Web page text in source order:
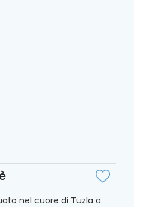
nel cuore di Tuzla a